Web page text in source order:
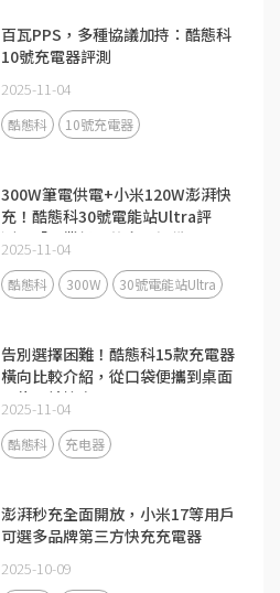
百瓦PPS，多種協議加持：酷態科
10號充電器評測
2025-11-04
酷態科 10號充電器
300W筆電供電+小米120W澎湃快
充！酷態科30號電能站Ultra評
測：「畢業級」的充電設備
2025-11-04
酷態科 300W 30號電能站Ultra
告別選擇困難！酷態科15款充電器
橫向比較介紹，從口袋便攜到桌面
全能一站搞定
2025-11-04
酷態科 充电器
澎湃秒充全面開放，小米17等用戶
可選多品牌第三方快充充電器
2025-10-09